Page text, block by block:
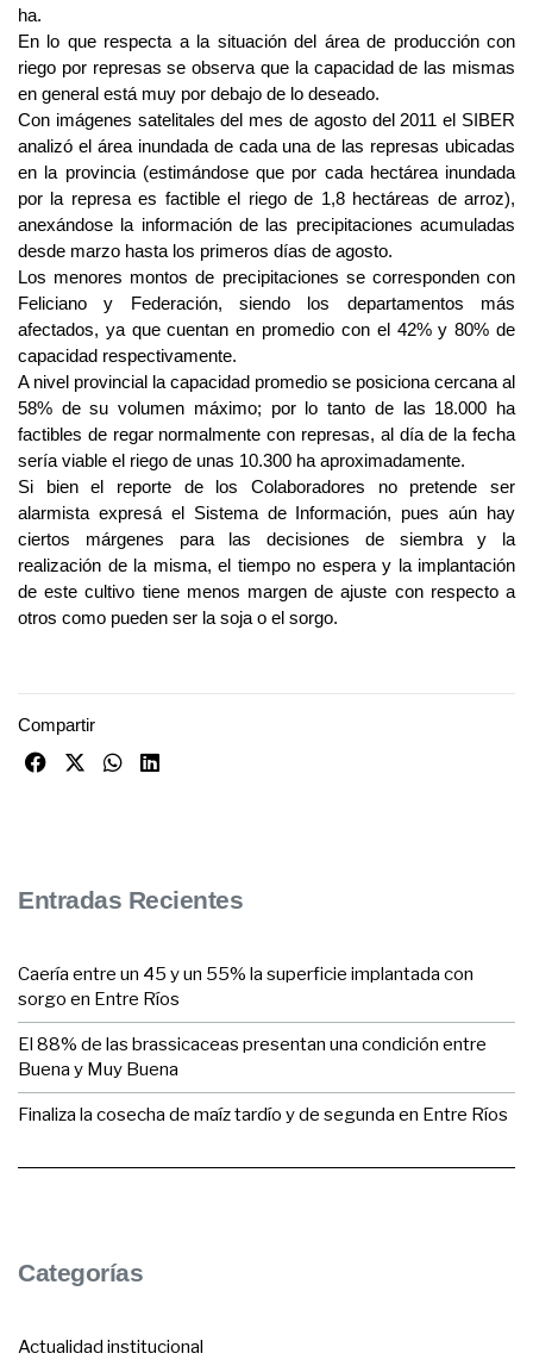
ha.
En lo que respecta a la situación del área de producción con
riego por represas se observa que la capacidad de las mismas
en general está muy por debajo de lo deseado.
Con imágenes satelitales del mes de agosto del 2011 el SIBER
analizó el área inundada de cada una de las represas ubicadas
en la provincia (estimándose que por cada hectárea inundada
por la represa es factible el riego de 1,8 hectáreas de arroz),
anexándose la información de las precipitaciones acumuladas
desde marzo hasta los primeros días de agosto.
Los menores montos de precipitaciones se corresponden con
Feliciano y Federación, siendo los departamentos más
afectados, ya que cuentan en promedio con el 42% y 80% de
capacidad respectivamente.
A nivel provincial la capacidad promedio se posiciona cercana al
58% de su volumen máximo; por lo tanto de las 18.000 ha
factibles de regar normalmente con represas, al día de la fecha
sería viable el riego de unas 10.300 ha aproximadamente.
Si bien el reporte de los Colaboradores no pretende ser
alarmista expresá el Sistema de Información, pues aún hay
ciertos márgenes para las decisiones de siembra y la
realización de la misma, el tiempo no espera y la implantación
de este cultivo tiene menos margen de ajuste con respecto a
otros como pueden ser la soja o el sorgo.
Compartir
Entradas Recientes
Caería entre un 45 y un 55% la superficie implantada con
sorgo en Entre Ríos
El 88% de las brassicaceas presentan una condición entre
Buena y Muy Buena
Finaliza la cosecha de maíz tardío y de segunda en Entre Ríos
Categorías
Actualidad institucional